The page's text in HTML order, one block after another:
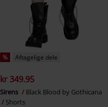
% Aftagelige dele
kr 349.95
Sirens
Black Blood by Gothicana
Shorts